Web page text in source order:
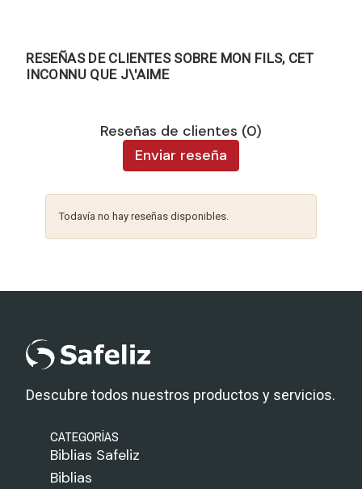
RESEÑAS DE CLIENTES SOBRE MON FILS, CET
INCONNU QUE J\'AIME
Reseñas de clientes (0)
Enviar reseña
Todavía no hay reseñas disponibles.
Descubre todos nuestros productos y servicios.
CATEGORÍAS
Biblias Safeliz
Biblias